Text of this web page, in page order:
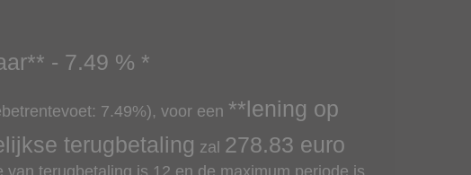
** - 7.49 % *
7.49%), voor een **lening op
terugbetaling zal 278.83 euro